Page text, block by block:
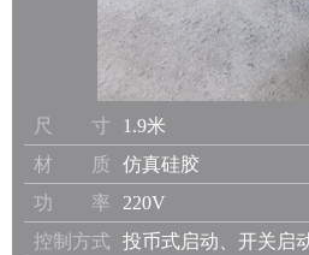
尺 寸
1.9米
材 质
仿真硅胶
功 率
220V
控制方式
投币式启动、开关启